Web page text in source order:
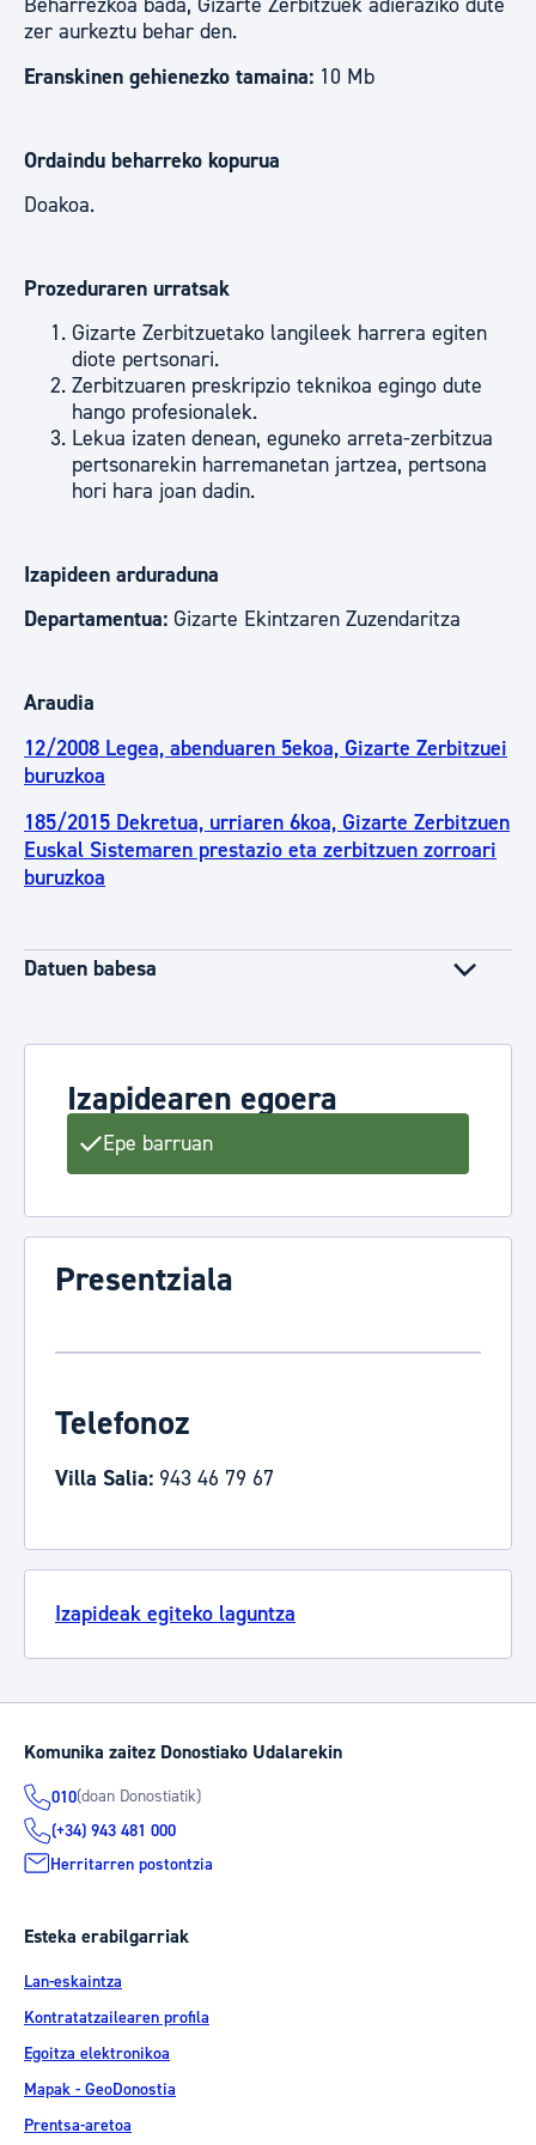
zer aurkeztu behar den.
Eranskinen gehienezko tamaina: 10 Mb
Ordaindu beharreko kopurua
Doakoa.
Prozeduraren urratsak
Gizarte Zerbitzuetako langileek harrera egiten
diote pertsonari.
Zerbitzuaren preskripzio teknikoa egingo dute
hango profesionalek.
Lekua izaten denean, eguneko arreta-zerbitzua
pertsonarekin harremanetan jartzea, pertsona
hori hara joan dadin.
Izapideen arduraduna
Departamentua: Gizarte Ekintzaren Zuzendaritza
Araudia
12/2008 Legea, abenduaren 5ekoa, Gizarte Zerbitzuei
buruzkoa
185/2015 Dekretua, urriaren 6koa, Gizarte Zerbitzuen
Euskal Sistemaren prestazio eta zerbitzuen zorroari
buruzkoa
Datuen babesa
Izapidearen egoera
Epe barruan
Presentziala
Telefonoz
Villa Salia: 943 46 79 67
Izapideak egiteko laguntza
Komunika zaitez Donostiako Udalarekin
010(doan Donostiatik)
(+34) 943 481 000
Herritarren postontzia
Esteka erabilgarriak
Lan-eskaintza
Kontratatzailearen profila
Egoitza elektronikoa
Mapak - GeoDonostia
Prentsa-aretoa